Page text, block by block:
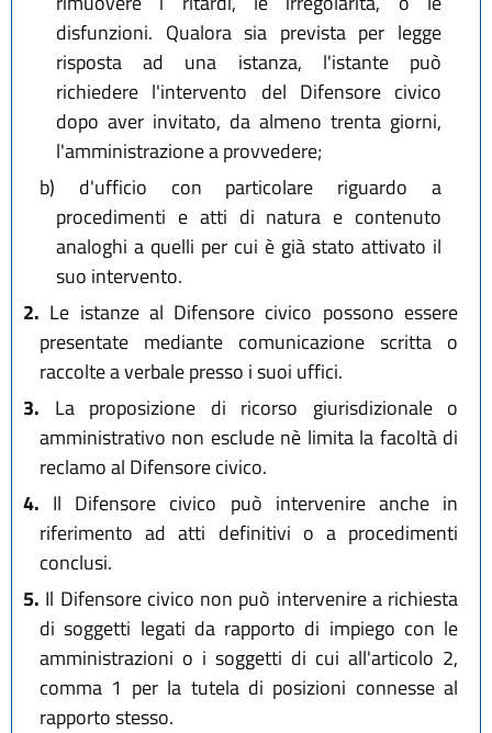
disfunzioni. Qualora sia prevista per legge
risposta ad una istanza, l'istante può
richiedere l'intervento del Difensore civico
dopo aver invitato, da almeno trenta giorni,
l'amministrazione a provvedere;
b) d'ufficio con particolare riguardo a
procedimenti e atti di natura e contenuto
analoghi a quelli per cui è già stato attivato il
suo intervento.
2. Le istanze al Difensore civico possono essere
presentate mediante comunicazione scritta o
raccolte a verbale presso i suoi uffici.
3. La proposizione di ricorso giurisdizionale o
amministrativo non esclude nè limita la facoltà di
reclamo al Difensore civico.
4. Il Difensore civico può intervenire anche in
riferimento ad atti definitivi o a procedimenti
conclusi.
5. Il Difensore civico non può intervenire a richiesta
di soggetti legati da rapporto di impiego con le
amministrazioni o i soggetti di cui all'articolo 2,
comma 1 per la tutela di posizioni connesse al
rapporto stesso.